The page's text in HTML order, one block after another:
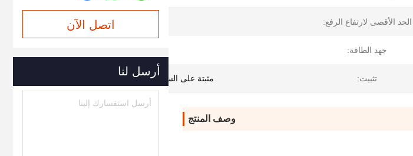
الحد الأقصى لارتفاع الرفع: 1-20M
جهد الطاقة:
تثبيت: مثبتة على السطح أو مثبتة على الحفرة
وصف المنتج
اتصل الآن
أرسل لنا